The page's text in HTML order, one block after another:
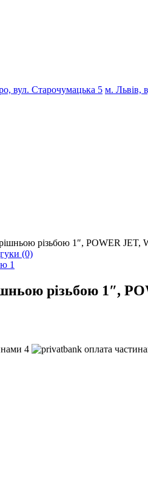
вул. Старочумацька 5 м. Львів,
різьбою 1″, POWER
(0)
різьбою 1″,
4